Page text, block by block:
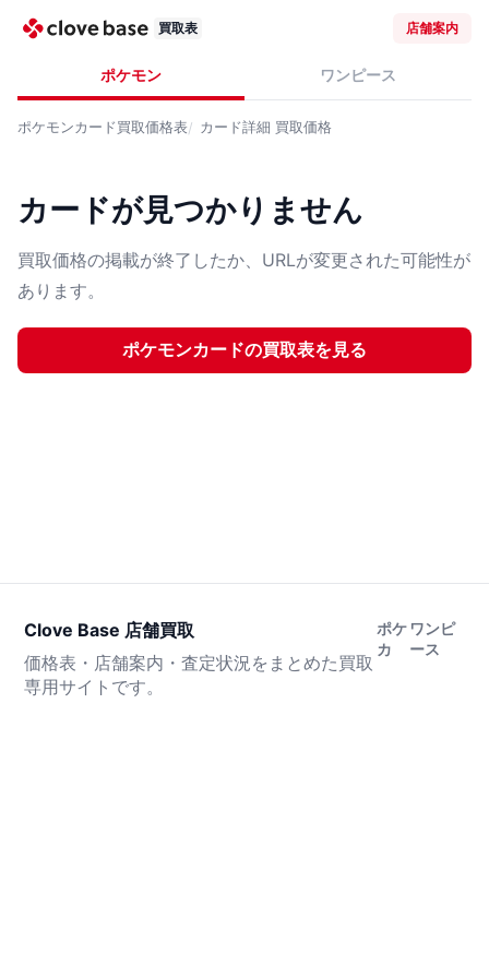
買取表 店舗案内
ポケモン ワンピース
ポケモンカード買取価格表 カード詳細 買取価格
カードが見つかりません
買取価格の掲載が終了したか、URLが変更された可能性が
あります。
ポケモンカードの買取表を見る
Clove Base 店舗買取
価格表・店舗案内・査定状況をまとめた買取
専用サイトです。
ポケ
カ
ワンピ
ース